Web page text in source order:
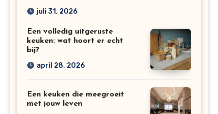
keuken
juli 31, 2026
Een volledig uitgeruste
keuken: wat hoort er echt
bij?
april 28, 2026
Een keuken die meegroeit
met jouw leven